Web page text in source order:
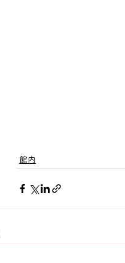
館内